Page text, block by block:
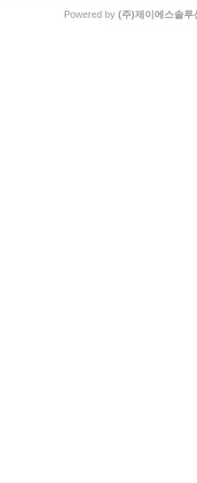
Powered by (주)제이에스솔루